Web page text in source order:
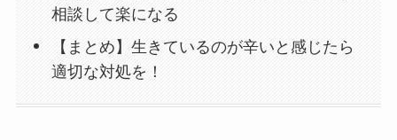
相談して楽になる
【まとめ】生きているのが辛いと感じたら
適切な対処を！